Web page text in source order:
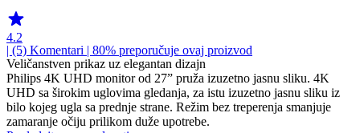
4.2
| (5) Komentari | 80% preporučuje ovaj proizvod
Veličanstven prikaz uz elegantan dizajn
Philips 4K UHD monitor od 27” pruža izuzetno jasnu sliku. 4K
UHD sa širokim uglovima gledanja, za istu izuzetno jasnu sliku iz
bilo kojeg ugla sa prednje strane. Režim bez treperenja smanjuje
zamaranje očiju prilikom duže upotrebe.